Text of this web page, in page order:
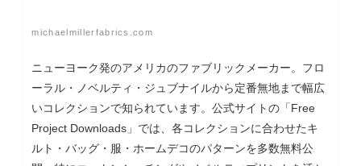
michaelmillerfabrics.com
ニューヨーク発のアメリカのファブリックメーカー。フロ
ーラル・ノベルティ・ジュブナイルから定番無地まで幅広
いコレクションで知られています。公式サイトの「Free
Project Downloads」では、各コレクションに合わせたキ
ルト・バッグ・服・ホームデコのパターンを多数無料公